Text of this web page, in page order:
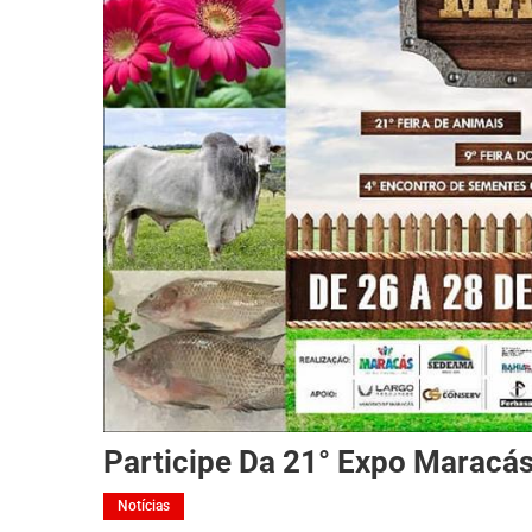
Participe Da 21° Expo
Notícias